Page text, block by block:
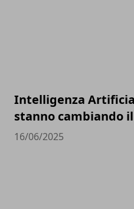
Intelligenza
stanno cambiando
16/06/2025